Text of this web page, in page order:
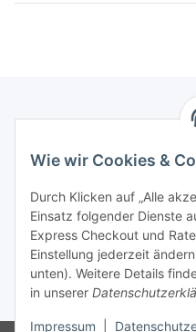
Wie wir Cookies &
Durch Klicken auf „Alle
Einsatz folgender Dienste
Express Checkout und
Einstellung jederzeit
unten). Weitere Details
in unserer
Impressum
Gesetzliche Informationen
* Alle Preise inkl. gesetzlicher